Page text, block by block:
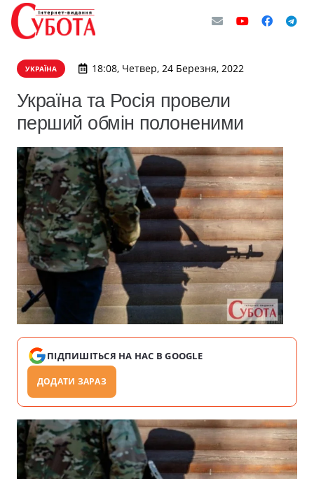
УКРАЇНА 18:08, Четвер, 24 Березня, 2022
Україна та Росія провели
перший обмін полоненими
ПІДПИШІТЬСЯ НА НАС В GOOGLE
ДОДАТИ ЗАРАЗ